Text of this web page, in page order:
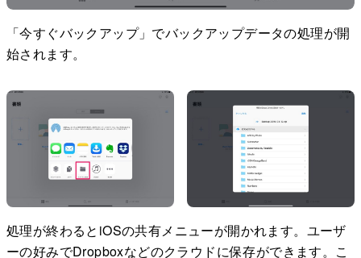
「今すぐバックアップ」でバックアップデータの処理が開
始されます。
処理が終わるとiOSの共有メニューが開かれます。ユーザ
ーの好みでDropboxなどのクラウドに保存ができます。こ